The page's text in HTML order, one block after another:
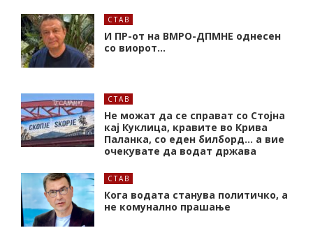
СТАВ
И ПР-от на ВМРО-ДПМНЕ однесен
со виорот…
СТАВ
Не можат да се справат со Стојна
кај Куклица, кравите во Крива
Паланка, со еден билборд… а вие
очекувате да водат држава
СТАВ
Кога водата станува политичко, а
не комунално прашање